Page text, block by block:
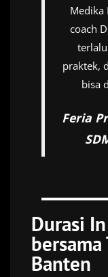
Medika
coach
praktek,
bisa
Feria
Durasi
Banten